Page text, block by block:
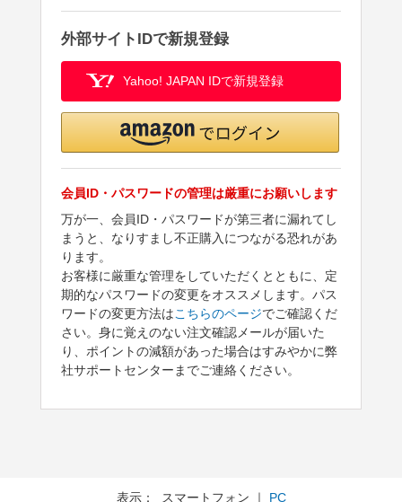
外部サイトIDで新規登録
Yahoo! JAPAN IDで新規登録
会員ID・パスワードの管理は厳重にお願いします
万が一、会員ID・パスワードが第三者に漏れてし
まうと、なりすまし不正購入につながる恐れがあ
ります。
お客様に厳重な管理をしていただくとともに、定
期的なパスワードの変更をオススメします。パス
ワードの変更方法はこちらのページでご確認くだ
さい。身に覚えのない注文確認メールが届いた
り、ポイントの減額があった場合はすみやかに弊
社サポートセンターまでご連絡ください。
表示： スマートフォン ｜ PC